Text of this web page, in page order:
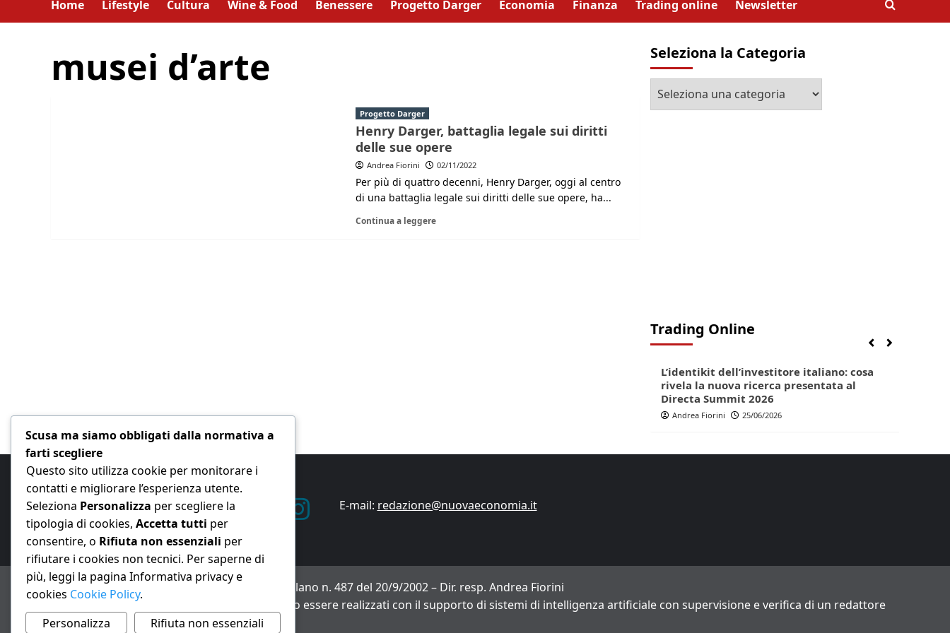
Home Lifestyle Cultura Wine & Food Benessere Progetto Darger Economia Finanza Trading online Newsletter
musei d’arte
Progetto Darger
Henry Darger, battaglia legale sui diritti
delle sue opere
Andrea Fiorini 02/11/2022
Per più di quattro decenni, Henry Darger, oggi al centro
di una battaglia legale sui diritti delle sue opere, ha...
Continua a leggere
Seleziona la Categoria
Seleziona
la
Trading Online
Finanza Lifestyle Trading online
L’identikit dell’investitore italiano: cosa
rivela la nuova ricerca presentata al
Directa Summit 2026
Andrea Fiorini 25/06/2026
E-mail: redazione@nuovaeconomia.it
ANNO XXIII – Testata giornalistica reg. Trib. Milano n. 487 del 20/9/2002 – Dir. resp. Andrea Fiorini
Avviso IA: alcuni articoli di questo sito possono essere realizzati con il supporto di sistemi di intelligenza artificiale con supervisione e verifica di un redattore
Informativa privacy e cookie
Scusa ma siamo obbligati dalla normativa a
farti scegliere
Questo sito utilizza cookie per monitorare i
contatti e migliorare l’esperienza utente.
Seleziona Personalizza per scegliere la
tipologia di cookies, Accetta tutti per
consentire, o Rifiuta non essenziali per
rifiutare i cookies non tecnici. Per saperne di
più, leggi la pagina Informativa privacy e
cookies Cookie Policy.
Personalizza
Rifiuta non essenziali